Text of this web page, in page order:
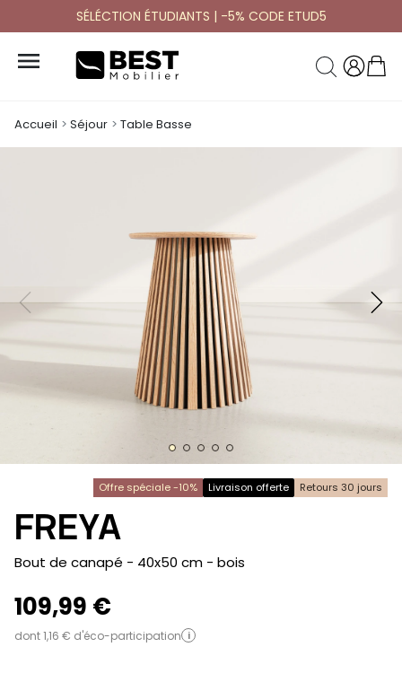
SÉLÉCTION ÉTUDIANTS | -5% CODE ETUD5

Accueil Séjour Table Basse
Offre spéciale -10% Livraison offerte Retours 30 jours
FREYA
-
Bout de canapé - 40x50 cm - bois
109,99 €
dont 1,16 € d'éco-participation i